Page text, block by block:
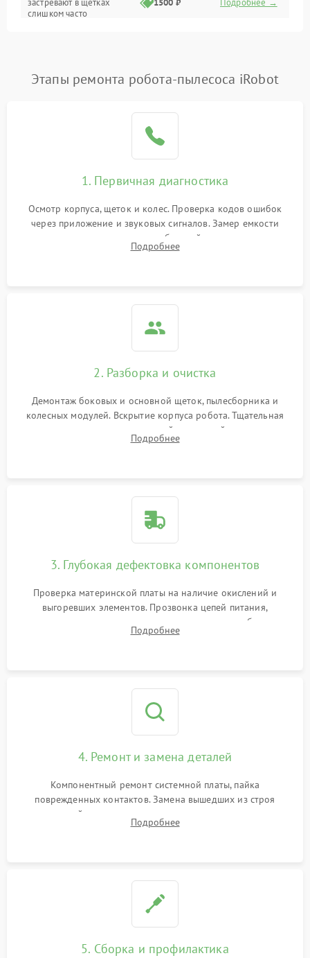
Программные сбои
застревают в щетках
слишком часто
1500 ₽ Подробнее →
Этапы ремонта робота-пылесоса iRobot
1. Первичная диагностика
Осмотр корпуса, щеток и колес. Проверка кодов ошибок
через приложение и звуковых сигналов. Замер емкости
аккумулятора и тестирование базовой станции зарядки.
Оценка работы лидара, бампера и датчиков падения для
Подробнее
2. Разборка и очистка
Демонтаж боковых и основной щеток, пылесборника и
колесных модулей. Вскрытие корпуса робота. Тщательная
очистка внутренних полостей, шестерней и плат от
скопившейся пыли, волос и шерсти животных с
Подробнее
3. Глубокая дефектовка компонентов
Проверка материнской платы на наличие окислений и
выгоревших элементов. Прозвонка цепей питания,
тестирование приводных моторов колес и турбины
всасывания. Оценка состояния оптических и инфракрасных
Подробнее
4. Ремонт и замена деталей
Компонентный ремонт системной платы, пайка
поврежденных контактов. Замена вышедших из строя
двигателей, изношенного аккумулятора, неисправного
лидара или помпы подачи воды. Восстановление шлейфов и
Подробнее
5. Сборка и профилактика